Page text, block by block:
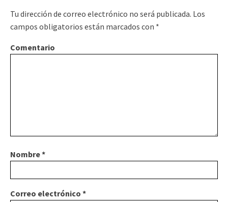
Tu dirección de correo electrónico no será publicada. Los
campos obligatorios están marcados con *
Comentario
Nombre*
Correo electrónico *